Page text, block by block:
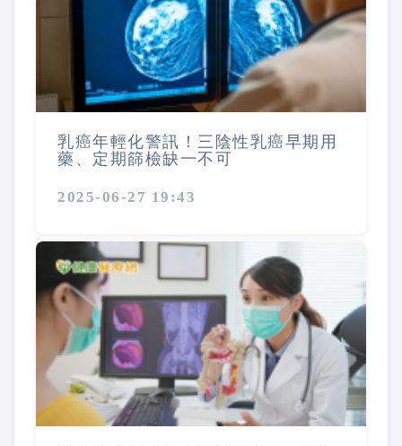
乳癌年輕化警訊！三陰性乳癌早期用
藥、定期篩檢缺一不可
2025-06-27 19:43